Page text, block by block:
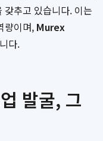
갖추고 있습니다. 이는
량이며, Murex
다.
발굴, 그